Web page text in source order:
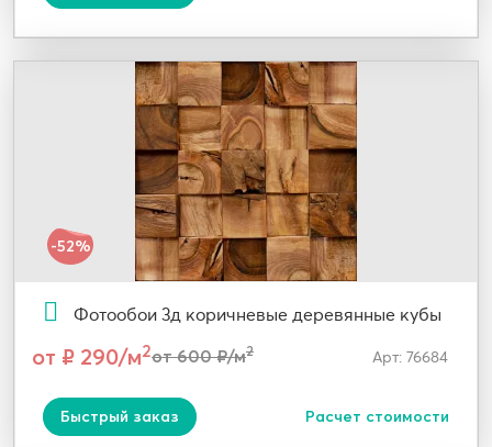
-52%
Фотообои 3д коричневые деревянные кубы
от ₽ 290/м2от 600 ₽/м2 Арт: 76684
Быстрый заказ Расчет стоимости